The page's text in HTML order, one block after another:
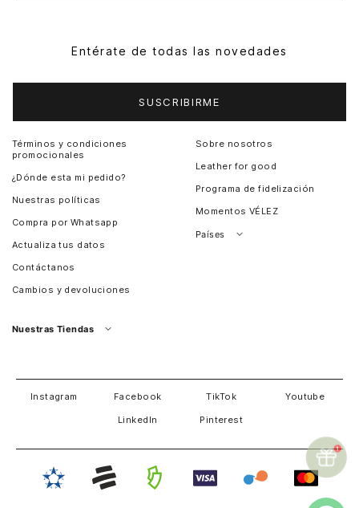
Entérate de todas las novedades
SUSCRIBIRME
Términos y condiciones
promocionales
¿Dónde esta mi pedido?
Nuestras políticas
Compra por Whatsapp
Actualiza tus datos
Contáctanos
Cambios y devoluciones
Sobre nosotros
Leather for good
Programa de fidelización
Momentos VÉLEZ
Países
Costa Rica
Nuestras Tiendas
Instagram
Facebook TikTok Youtube
LinkedIn Pinterest